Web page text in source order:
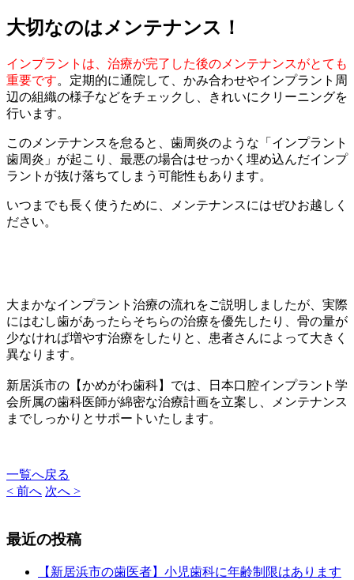
大切なのはメンテナンス！
インプラントは、治療が完了した後のメンテナンスがとても
重要です。定期的に通院して、かみ合わせやインプラント周
辺の組織の様子などをチェックし、きれいにクリーニングを
行います。
このメンテナンスを怠ると、歯周炎のような「インプラント
歯周炎」が起こり、最悪の場合はせっかく埋め込んだインプ
ラントが抜け落ちてしまう可能性もあります。
いつまでも長く使うために、メンテナンスにはぜひお越しく
ださい。
大まかなインプラント治療の流れをご説明しましたが、実際
にはむし歯があったらそちらの治療を優先したり、骨の量が
少なければ増やす治療をしたりと、患者さんによって大きく
異なります。
新居浜市の【かめがわ歯科】では、日本口腔インプラント学
会所属の歯科医師が綿密な治療計画を立案し、メンテナンス
までしっかりとサポートいたします。
一覧へ戻る
< 前へ 次へ >
最近の投稿
【新居浜市の歯医者】小児歯科に年齢制限はあります